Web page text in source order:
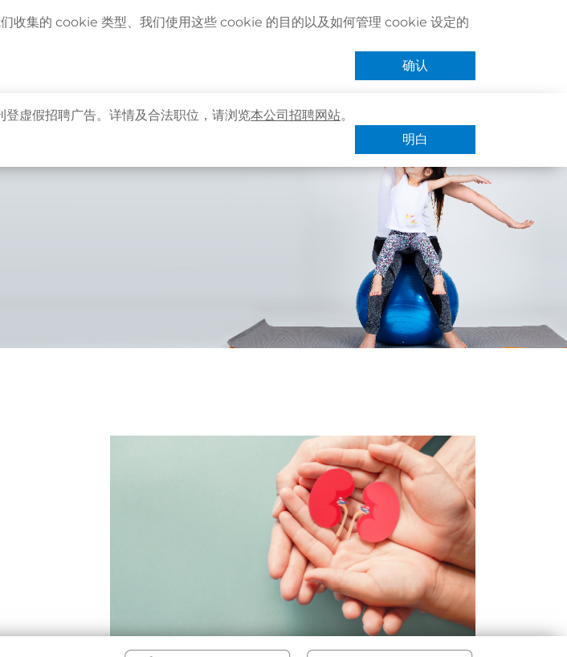
收集的 cookie 类型、我们使用这些 cookie 的目的以及如何管理 cookie 设定的
确认
虚假招聘广告。详情及合法职位，请浏览本公司招聘网站。
明白
语言 企业客户登入 最新资讯 联络我们 搜寻医疗服务 登记 / 登入 立即预约